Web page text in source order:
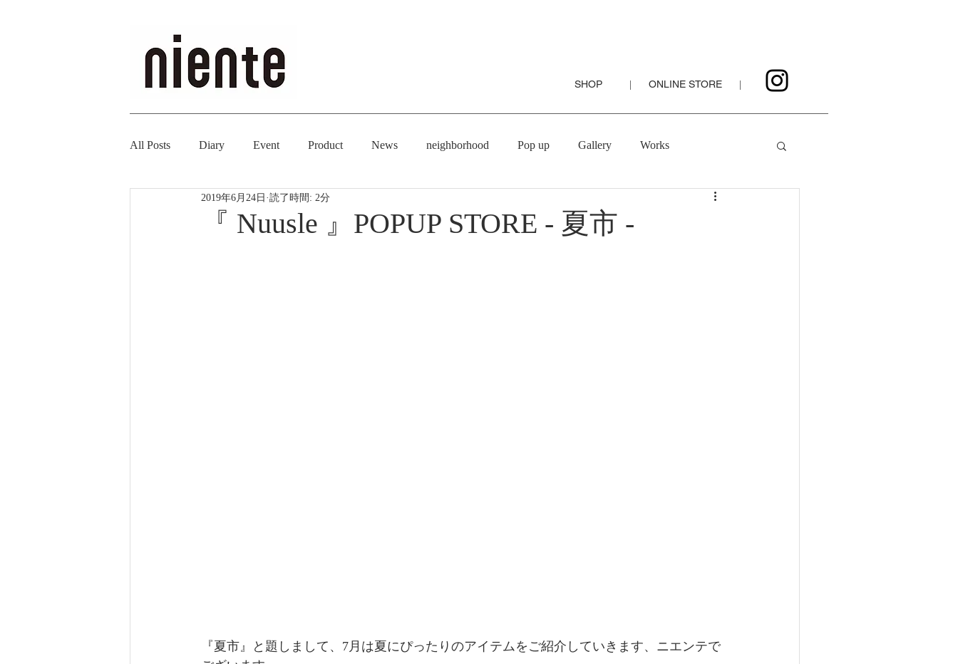
SHOP ONLINE STORE
All Posts Diary Event Product News neighborhood Pop up Gallery Works
『 Nuusle 』POPUP STORE - 夏市 -
2019年6月24日 読了時間: 2分
『夏市』と題しまして、7月は夏にぴったりのアイテムをご紹介していきます、ニエンテで